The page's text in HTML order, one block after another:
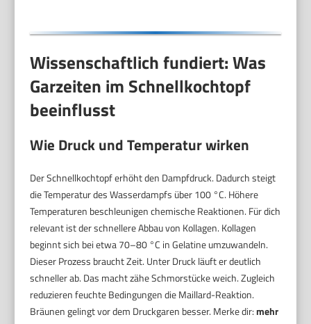
Wissenschaftlich fundiert: Was
Garzeiten im Schnellkochtopf
beeinflusst
Wie Druck und Temperatur wirken
Der Schnellkochtopf erhöht den Dampfdruck. Dadurch steigt
die Temperatur des Wasserdampfs über 100 °C. Höhere
Temperaturen beschleunigen chemische Reaktionen. Für dich
relevant ist der schnellere Abbau von Kollagen. Kollagen
beginnt sich bei etwa 70–80 °C in Gelatine umzuwandeln.
Dieser Prozess braucht Zeit. Unter Druck läuft er deutlich
schneller ab. Das macht zähe Schmorstücke weich. Zugleich
reduzieren feuchte Bedingungen die Maillard-Reaktion.
Bräunen gelingt vor dem Druckgaren besser. Merke dir:mehr